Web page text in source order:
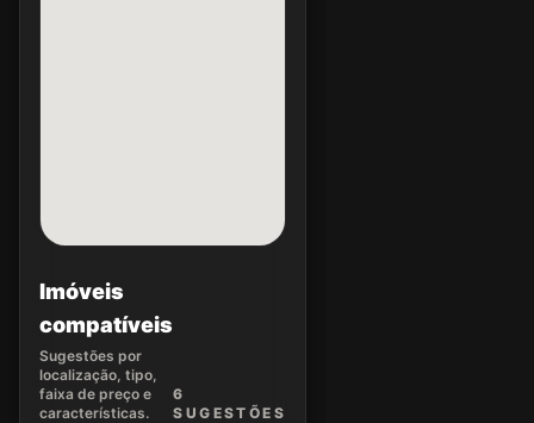
Imóveis
compatíveis
Sugestões por
localização, tipo,
faixa de preço e
características.
6
SUGEST ÕES